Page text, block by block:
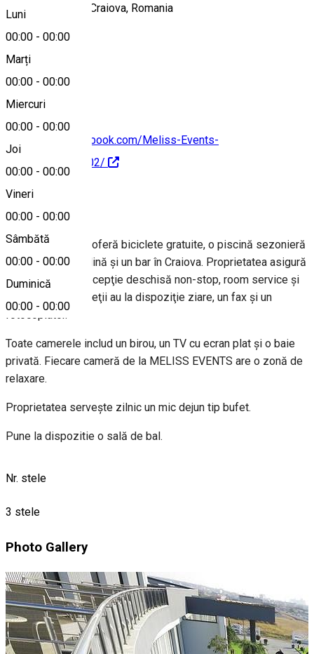
Luni
00:00 - 00:00
Marți
00:00 - 00:00
Miercuri
00:00 - 00:00
Joi
00:00 - 00:00
Vineri
00:00 - 00:00
Sâmbătă
00:00 - 00:00
Duminică
00:00 - 00:00
Centura de Nord, Craiova, Romania
Hartă
https://www.facebook.com/Meliss-Events-
169284446947402/
Despre
MELISS EVENTS oferă biciclete gratuite, o piscină sezonieră
în aer liber, o grădină şi un bar în Craiova. Proprietatea asigură
un restaurant, o recepţie deschisă non-stop, room service şi
WiFi gratuit. Oaspeţii au la dispoziţie ziare, un fax şi un
fotocopiator.
Toate camerele includ un birou, un TV cu ecran plat şi o baie
privată. Fiecare cameră de la MELISS EVENTS are o zonă de
relaxare.
Proprietatea serveşte zilnic un mic dejun tip bufet.
Pune la dispozitie o sală de bal.
Nr. stele
3 stele
Photo Gallery